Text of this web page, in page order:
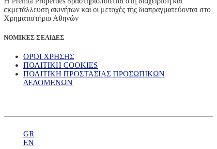
εκμετάλλευση ακινήτων και οι μετοχές της διαπραγματεύονται στο
Χρηματιστήριο Αθηνών
ΝΟΜΙΚΕΣ ΣΕΛΙΔΕΣ
ΟΡΟΙ ΧΡΗΣΗΣ
ΠΟΛΙΤΙΚΗ COOKIES
ΠΟΛΙΤΙΚΗ ΠΡΟΣΤΑΣΙΑΣ ΠΡΟΣΩΠΙΚΩΝ
ΔΕΔΟΜΕΝΩΝ
GR
EN